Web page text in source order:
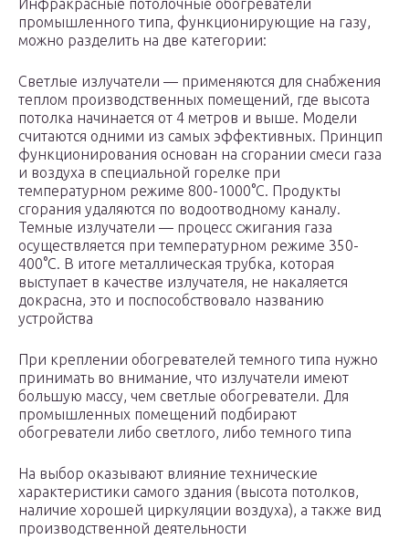
Инфракрасные потолочные обогреватели
промышленного типа, функционирующие на газу,
можно разделить на две категории:
Светлые излучатели — применяются для снабжения
теплом производственных помещений, где высота
потолка начинается от 4 метров и выше. Модели
считаются одними из самых эффективных. Принцип
функционирования основан на сгорании смеси газа
и воздуха в специальной горелке при
температурном режиме 800-1000°С. Продукты
сгорания удаляются по водоотводному каналу.
Темные излучатели — процесс сжигания газа
осуществляется при температурном режиме 350-
400°С. В итоге металлическая трубка, которая
выступает в качестве излучателя, не накаляется
докрасна, это и поспособствовало названию
устройства
При креплении обогревателей темного типа нужно
принимать во внимание, что излучатели имеют
большую массу, чем светлые обогреватели. Для
промышленных помещений подбирают
обогреватели либо светлого, либо темного типа
На выбор оказывают влияние технические
характеристики самого здания (высота потолков,
наличие хорошей циркуляции воздуха), а также вид
производственной деятельности